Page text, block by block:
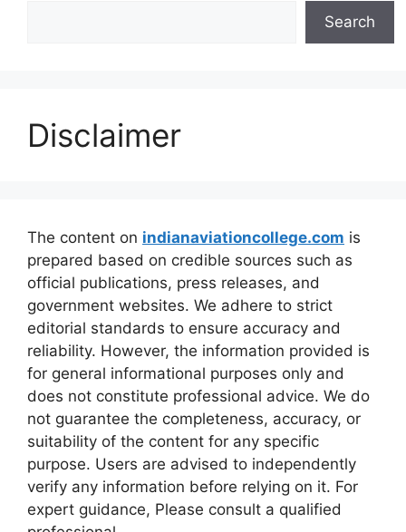
Search
Disclaimer
The content on indianaviationcollege.com is
prepared based on credible sources such as
official publications, press releases, and
government websites. We adhere to strict
editorial standards to ensure accuracy and
reliability. However, the information provided is
for general informational purposes only and
does not constitute professional advice. We do
not guarantee the completeness, accuracy, or
suitability of the content for any specific
purpose. Users are advised to independently
verify any information before relying on it. For
expert guidance, Please consult a qualified